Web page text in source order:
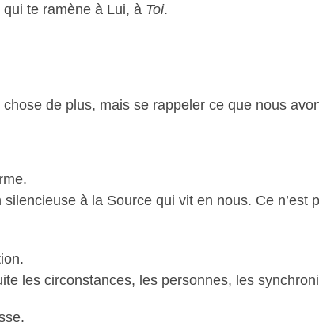
te ramène à Lui, à Toi.
de plus, mais se rappeler ce que nous
à la Source qui vit en nous. Ce n’est
les circonstances, les personnes, les